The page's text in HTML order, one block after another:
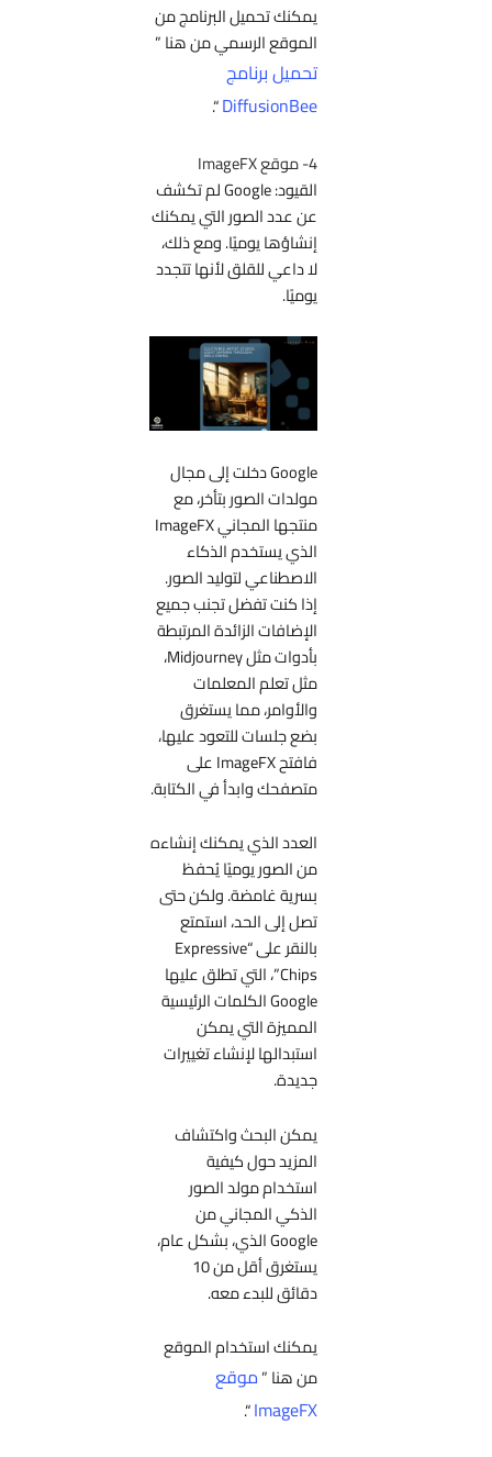
يمكنك تحميل البرنامج من
الموقع الرسمي من هنا ”
تحميل برنامج
DiffusionBee
“.
القيود: Google لم تكشف
عن عدد الصور التي يمكنك
إنشاؤها يوميًا. ومع ذلك،
لا داعي للقلق لأنها تتجدد
يوميًا.
Google دخلت إلى مجال
مولدات الصور بتأخر، مع
منتجها المجاني ImageFX
الذي يستخدم الذكاء
الاصطناعي لتوليد الصور.
إذا كنت تفضل تجنب جميع
الإضافات الزائدة المرتبطة
بأدوات مثل Midjourney،
مثل تعلم المعلمات
والأوامر، مما يستغرق
بضع جلسات للتعود عليها،
فافتح ImageFX على
متصفحك وابدأ في الكتابة.
العدد الذي يمكنك إنشاءه
من الصور يوميًا يُحفظ
بسرية غامضة. ولكن حتى
تصل إلى الحد، استمتع
بالنقر على “Expressive
Chips”، التي تطلق عليها
Google الكلمات الرئيسية
المميزة التي يمكن
استبدالها لإنشاء تغييرات
جديدة.
يمكن البحث واكتشاف
المزيد حول كيفية
استخدام مولد الصور
الذكي المجاني من
Google الذي، بشكل عام،
يستغرق أقل من 10
دقائق للبدء معه.
يمكنك استخدام الموقع
من هنا ”موقع
ImageFX
“.